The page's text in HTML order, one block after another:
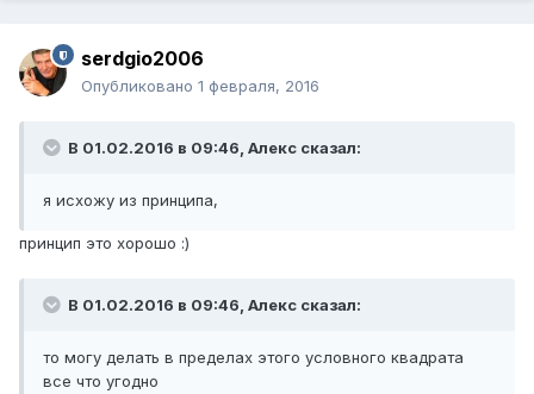
serdgio2006
Опубликовано 1 февраля, 2016
В 01.02.2016 в 09:46, Алекc сказал:
я исхожу из принципа,
принцип это хорошо :)
В 01.02.2016 в 09:46, Алекc сказал:
то могу делать в пределах этого условного квадрата
все что угодно